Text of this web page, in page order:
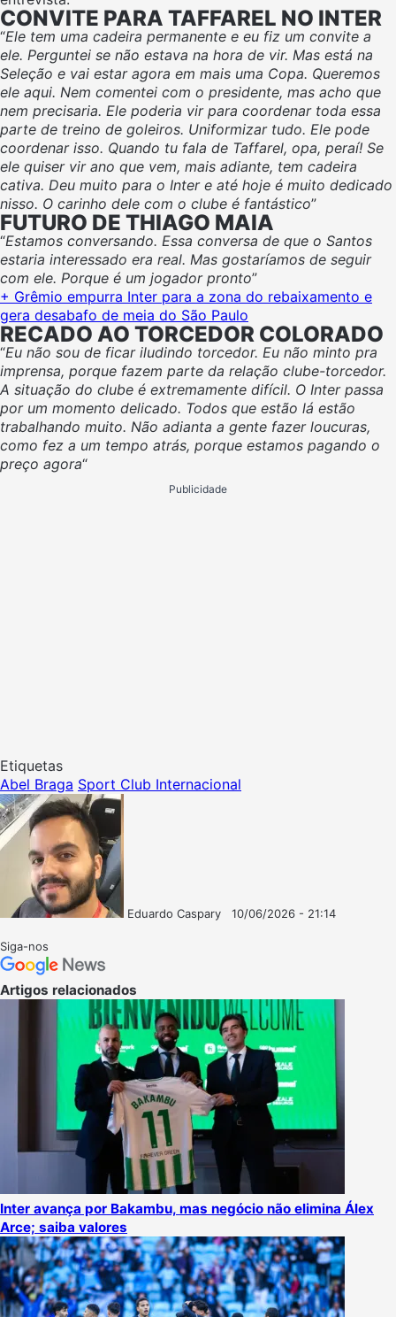
CONVITE PARA TAFFAREL NO INTER
“Ele tem uma cadeira permanente e eu fiz um convite a
ele. Perguntei se não estava na hora de vir. Mas está na
Seleção e vai estar agora em mais uma Copa. Queremos
ele aqui. Nem comentei com o presidente, mas acho que
nem precisaria. Ele poderia vir para coordenar toda essa
parte de treino de goleiros. Uniformizar tudo. Ele pode
coordenar isso. Quando tu fala de Taffarel, opa, peraí! Se
ele quiser vir ano que vem, mais adiante, tem cadeira
cativa. Deu muito para o Inter e até hoje é muito dedicado
nisso. O carinho dele com o clube é fantástico”
FUTURO DE THIAGO MAIA
“Estamos conversando. Essa conversa de que o Santos
estaria interessado era real. Mas gostaríamos de seguir
com ele. Porque é um jogador pronto”
+ Grêmio empurra Inter para a zona do rebaixamento e
gera desabafo de meia do São Paulo
RECADO AO TORCEDOR COLORADO
“Eu não sou de ficar iludindo torcedor. Eu não minto pra
imprensa, porque fazem parte da relação clube-torcedor.
A situação do clube é extremamente difícil. O Inter passa
por um momento delicado. Todos que estão lá estão
trabalhando muito. Não adianta a gente fazer loucuras,
como fez a um tempo atrás, porque estamos pagando o
preço agora“
Publicidade
Etiquetas
Abel Braga Sport Club Internacional
Eduardo Caspary
10/06/2026 - 21:14
Siga-nos
Artigos relacionados
Inter avança por Bakambu, mas negócio não elimina Álex
Arce; saiba valores